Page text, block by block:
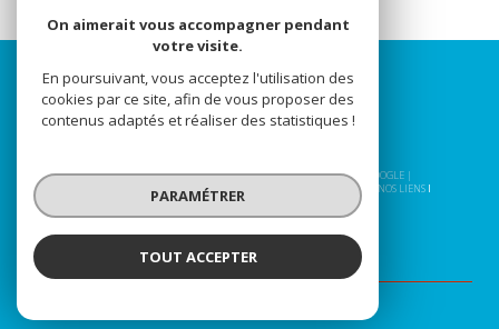
© 2026 | TOUS DROITS RÉSERVÉS | TRADUCTION POWERED BY GOOGLE |
NOS HONORAIRES
PLAN DU SITE MENTIONS LÉGALES ADMIN
NOS LIENS
POLITIQUE RGPD
On aimerait vous accompagner pendant
votre visite.
En poursuivant, vous acceptez l'utilisation des
cookies par ce site, afin de vous proposer des
contenus adaptés et réaliser des statistiques !
PARAMÉTRER
TOUT ACCEPTER